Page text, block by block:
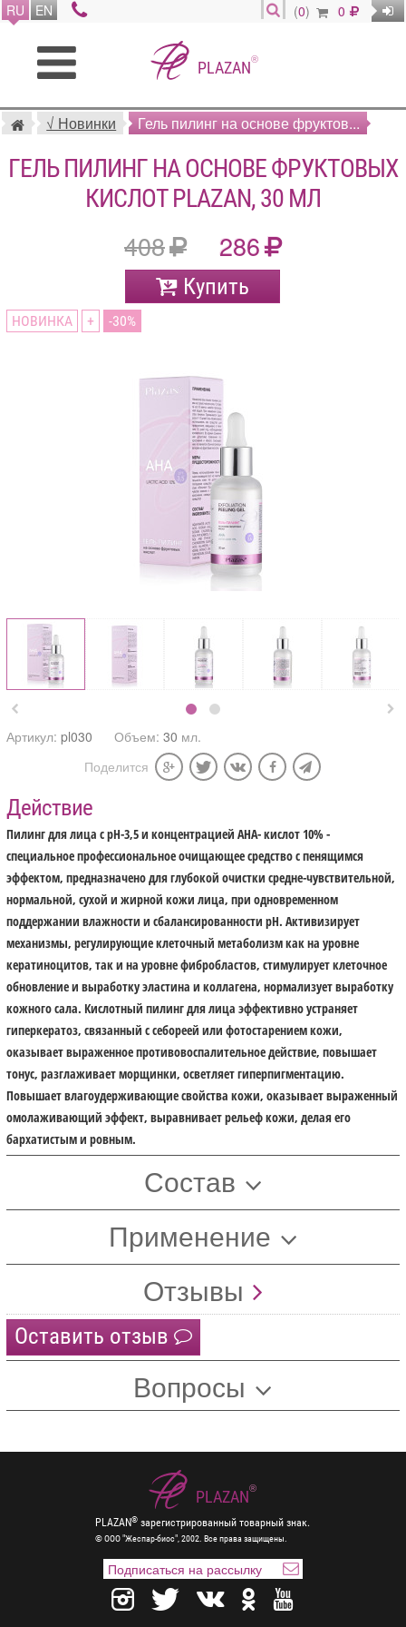
RU EN (0) 0
PLAZAN®
√ Новинки Гель пилинг на основе фруктов...
ГЕЛЬ ПИЛИНГ НА ОСНОВЕ ФРУКТОВЫХ
КИСЛОТ PLAZAN, 30 МЛ
408 286
Купить
НОВИНКА + 30
 
Артикул:pl030 Объем:30 мл.
Поделится
Действие
Пилинг для лица с pH-3,5 и концентрацией AHA- кислот 10% -
специальное профессиональное очищающее средство с пенящимся
эффектом, предназначено для глубокой очистки средне-чувствительной,
нормальной, сухой и жирной кожи лица, при одновременном
поддержании влажности и сбалансированности pH. Активизирует
механизмы, регулирующие клеточный метаболизм как на уровне
кератиноцитов, так и на уровне фибробластов, стимулирует клеточное
обновление и выработку эластина и коллагена, нормализует выработку
кожного сала. Кислотный пилинг для лица эффективно устраняет
гиперкератоз, связанный с себореей или фотостарением кожи,
оказывает выраженное противовоспалительное действие, повышает
тонус, разглаживает морщинки, осветляет гиперпигментацию.
Повышает влагоудерживающие свойства кожи, оказывает выраженный
омолаживающий эффект, выравнивает рельеф кожи, делая его
бархатистым и ровным.
Состав
Применение
Отзывы
Оставить отзыв
Вопросы
PLAZAN®
PLAZAN® зарегистрированный товарный знак.
© ООО "Жеспар-биос", 2002. Все права защищены.